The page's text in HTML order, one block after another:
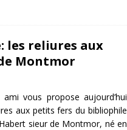
les reliures aux
Montmor
vous propose aujourd’hui
aux petits fers du bibliophile
sieur de Montmor, né en